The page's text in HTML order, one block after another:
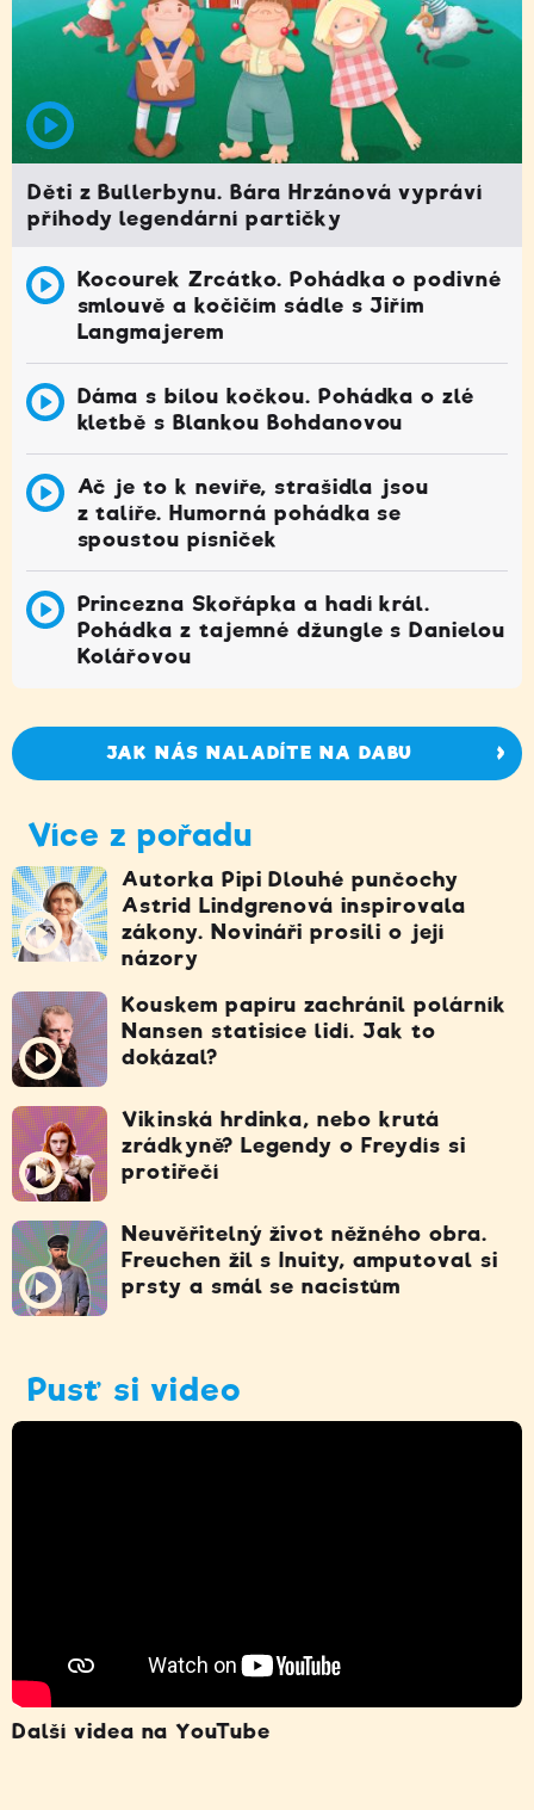
Děti z Bullerbynu. Bára Hrzánová vypráví
příhody legendární partičky
Kocourek Zrcátko. Pohádka o podivné
smlouvě a kočičím sádle s Jiřím
Langmajerem
Dáma s bílou kočkou. Pohádka o zlé
kletbě s Blankou Bohdanovou
Ač je to k nevíře, strašidla jsou
z talíře. Humorná pohádka se
spoustou písniček
Princezna Skořápka a hadí král.
Pohádka z tajemné džungle s Danielou
Kolářovou
JAK NÁS NALADÍTE NA DABU
Více z pořadu
Autorka Pipi Dlouhé punčochy
Astrid Lindgrenová inspirovala
zákony. Novináři prosili o její
názory
Kouskem papíru zachránil polárník
Nansen statisíce lidí. Jak to
dokázal?
Vikinská hrdinka, nebo krutá
zrádkyně? Legendy o Freydís si
protiřečí
Neuvěřitelný život něžného obra.
Freuchen žil s Inuity, amputoval si
prsty a smál se nacistům
Pusť si video
Další videa na YouTube